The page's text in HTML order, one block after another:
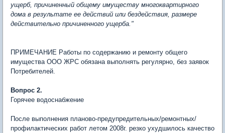
ущерб, причиненный общему имуществу многоквартирного
дома в результате ее действий или бездействия, размере
действительно причиненного ущерба."
ПРИМЕЧАНИЕ Работы по содержанию и ремонту общего
имущества ООО ЖРС обязана выполнять регулярно, без заявок
Потребителей.
Вопрос 2.
Горячее водоснабжение
После выполнения планово-предупредительных/ремонтных/
профилактических работ летом 2008г. резко ухудшилось качество